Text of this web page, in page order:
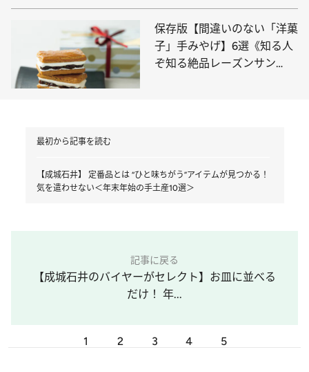
フ、焼肉食べ比べセットも
保存版【間違いのない「洋菓
子」手みやげ】6選《知る人
ぞ知る絶品レーズンサン
最初から記事を読む
【成城石井】 定番品とは “ひと味ちがう”アイテムが見つかる！
気を遣わせない＜年末年始の手土産10選＞
記事に戻る
【成城石井のバイヤーがセレクト】お皿に並べる
だけ！ 年...
1 2 3 4 5